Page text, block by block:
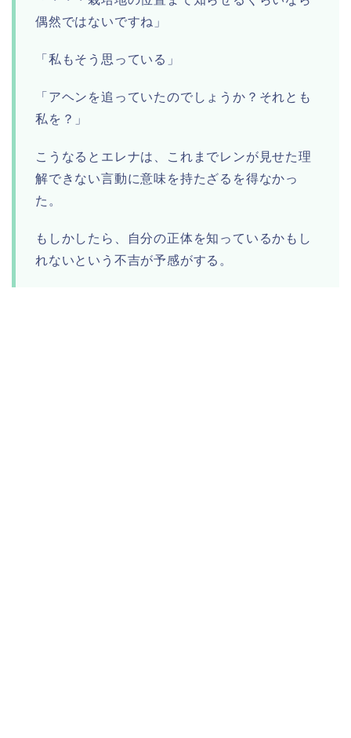
偶然ではないですね」
「私もそう思っている」
「アヘンを追っていたのでしょうか？それとも
私を？」
こうなるとエレナは、これまでレンが見せた理
解できない言動に意味を持たざるを得なかっ
た。
もしかしたら、自分の正体を知っているかもし
れないという不吉が予感がする。